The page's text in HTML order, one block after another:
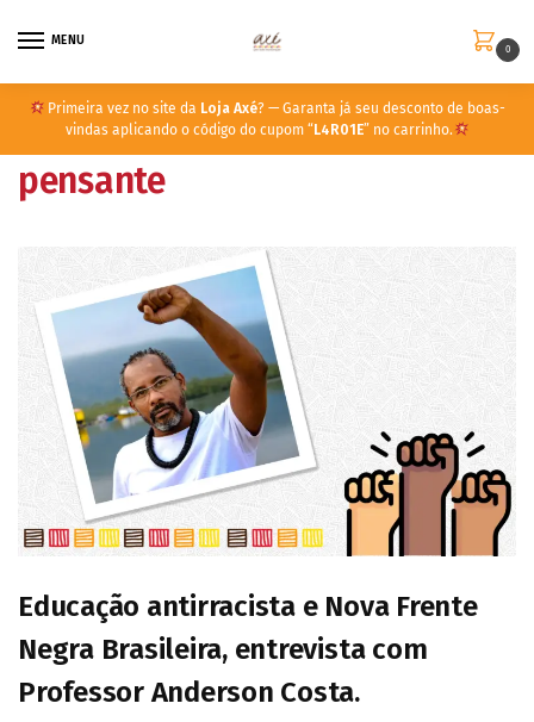
MENU
0
Primeira vez no site da Loja Axé? — Garanta já seu desconto de boas-
vindas aplicando o código do cupom “ L4R01E” no carrinho.
pensante
Educação antirracista e Nova Frente
Negra Brasileira, entrevista com
Professor Anderson Costa.